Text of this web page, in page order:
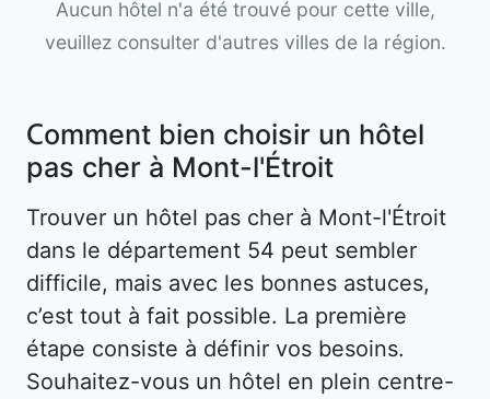
Aucun hôtel n'a été trouvé pour cette ville,
veuillez consulter d'autres villes de la région.
Comment bien choisir un hôtel
pas cher à Mont-l'Étroit
Trouver un hôtel pas cher à Mont-l'Étroit
dans le département 54 peut sembler
difficile, mais avec les bonnes astuces,
c’est tout à fait possible. La première
étape consiste à définir vos besoins.
Souhaitez-vous un hôtel en plein centre-